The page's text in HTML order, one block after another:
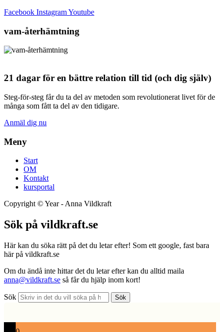
Facebook InstagramYoutube
vam-återhämtning
21 dagar för en bättre relation till tid (och dig själv)
Steg-för-steg får du ta del av metoden som revolutionerat livet för de
många som fått ta del av den tidigare.
Anmäl dig nu
Meny
Start
OM
Kontakt
kursportal
Copyright ©Year- Anna Vildkraft
Sök på vildkraft.se
Här kan du söka rätt på det du letar efter! Som ett google, fast bara
här på vildkraft.se
Om du ändå inte hittar det du letar efter kan du alltid maila
anna@vildkraft.se så får du hjälp inom kort!
Sök Sök